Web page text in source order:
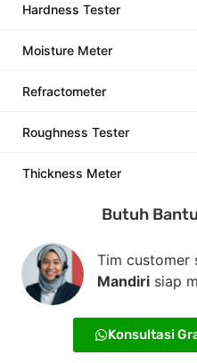
Hardness Tester
Moisture Meter
Refractometer
Roughness Tester
Thickness Meter
Butuh
Tim customer
Mandiri siap
Konsultasi